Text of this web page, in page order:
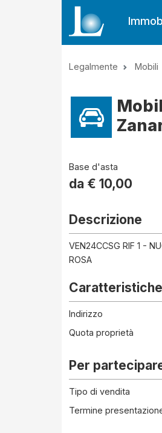
Legalmente Mobili
Base d'asta
da € 10,00
Descrizione
VEN24CCSG RIF 1 -
ROSA
Caratteristiche
Indirizzo
Quota proprietà
Per
Tipo di vendita
Termine